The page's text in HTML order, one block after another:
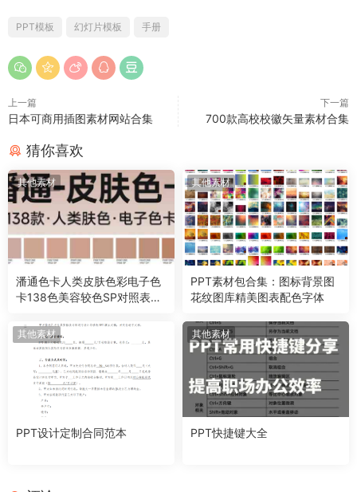
PPT模板 幻灯片模板 手册
上一篇
日本可商用插图素材网站合集
下一篇
700款高校校徽矢量素材合集
猜你喜欢
其他素材
潘通色卡人类皮肤色彩电子色
卡138色美容较色SP对照表设
其他素材
PPT素材包合集：图标背景图
花纹图库精美图表配色字体
其他素材
PPT设计定制合同范本
其他素材
PPT快捷键大全